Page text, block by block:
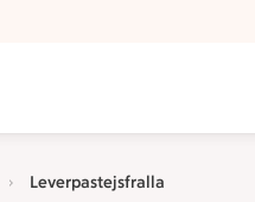
Leverpastejsfralla